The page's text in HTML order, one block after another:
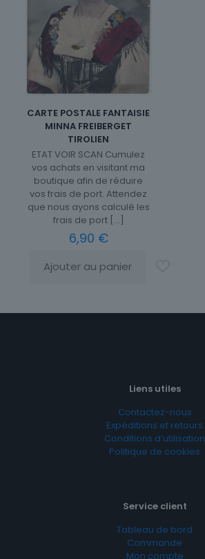
CARTE POSTALE FANTAISIE
MINNA FREIBERGET
TIROLIEN
ETAT VOIR SCAN Cumulez
vos achats en visitant ma
boutique afin de réduire
vos frais de port. Attendez
que nous ayons calculé les
frais de port[…]
6,90 €
Ajouter au panier
Liens utiles
Contactez-nous
Expéditions et retours
Conditions d’utilisation
Politique de cookies
Service client
Tableau de bord
Commande
Mon compte